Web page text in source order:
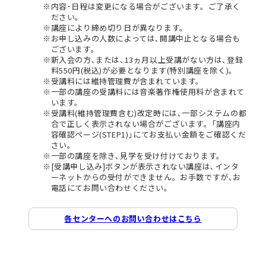
内容･日程は変更になる場合がございます。ご了承く
ださい。
講座により締め切り日が異なります。
お申し込みの人数によっては､開講中止となる場合も
ございます。
新入会の方､または､13ヵ月以上受講がない方は､登録
料550円(税込)が必要となります(特別講座を除く)。
受講料には維持管理費が含まれています。
一部の講座の受講料には音楽著作権使用料が含まれて
います。
受講料(維持管理費含む)改定時には､一部システムの都
合で正しく表示されない場合がございます。｢講座内
容確認ページ(STEP1)｣にてお支払い金額をご確認くだ
さい。
一部の講座を除き､見学を受け付けております。
[受講申し込み]ボタンが表示されない講座は､インタ
ーネットからの受付ができません。お手数ですが､お
電話にてお問い合わせください。
各センターへのお問い合わせはこちら